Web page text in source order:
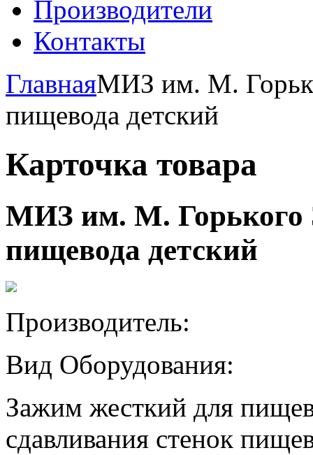
Производители
Контакты
ГлавнаяМИЗ им. М.
пищевода детский
Карточка товара
МИЗ им. М. Горького
пищевода детский
Производитель:
Вид Оборудования:
Зажим жесткий для
сдавливания стенок